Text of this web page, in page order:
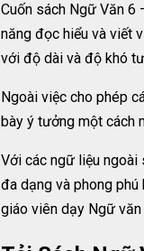
Cuốn sách Ngữ Văn 6
năng đọc hiểu và viết
với độ dài và độ khó
Ngoài việc cho phép
bày ý tưởng một cách
Với các ngữ liệu ngoài
đa dạng và phong
giáo viên dạy Ngữ